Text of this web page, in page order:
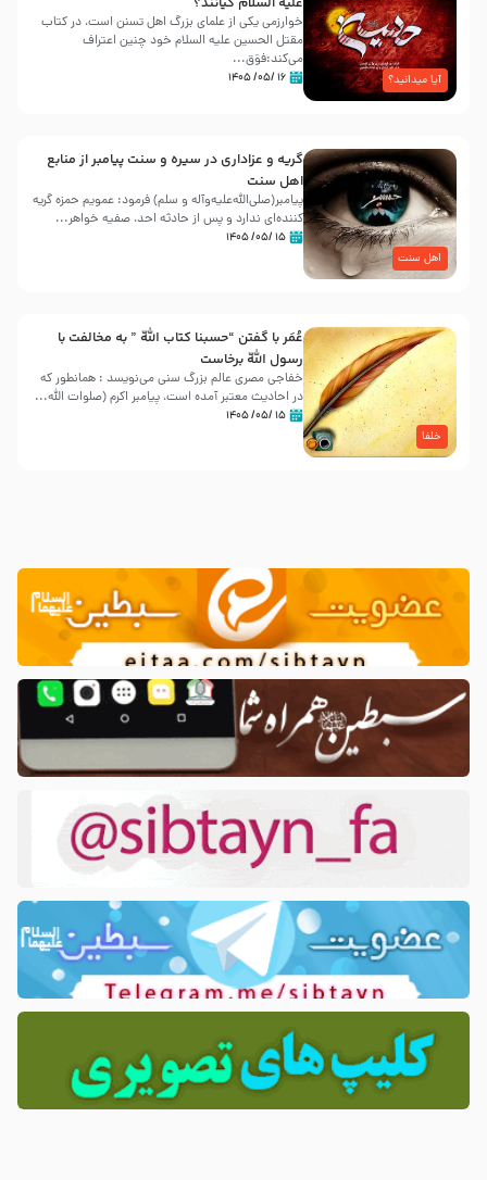
آیا میدانید؟
خوارزمی یکی از علمای بزرگ اهل تسنن است، در کتاب
مقتل الحسین علیه ‌السلام خود چنین اعتراف
می‌کند:فوَق...
۱۶ /۰۵/ ۱۴۰۵
اهل سنت
گریه و عزاداری در سیره و سنت پیامبر از منابع
اهل سنت
پیامبر(صلی‌الله‌علیه‌وآله و سلم) فرمود: عمویم حمزه گریه
کننده‌ای ندارد و پس از حادثه احد، صفیه خواهر...
۱۵ /۰۵/ ۱۴۰۵
خلفا
عُمَر با گفتن “حسبنا كتاب اللّه ” به مخالفت با
رسول اللّه برخاست
خفاجی مصری عالم بزرگ سنی می‌نویسد : همانطور که
در احادیث معتبر آمده است، پیامبر اکرم (صلوات اللّه...
۱۵ /۰۵/ ۱۴۰۵